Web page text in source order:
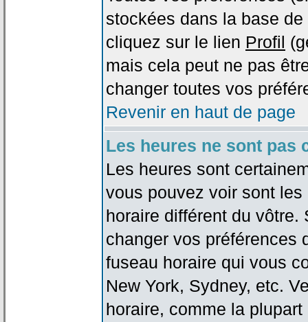
stockées dans la base
cliquez sur le lien Profil
mais cela peut ne pas
changer toutes vos
Revenir en haut de page
Les heures ne sont pas
Les heures sont
vous pouvez voir sont
horaire différent du
changer vos préférences
fuseau horaire qui vous
New York, Sydney, etc.
horaire, comme la